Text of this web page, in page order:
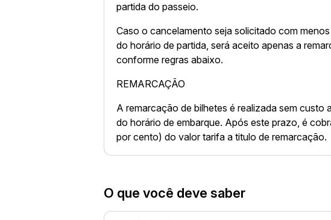
partida do passeio.
Caso o cancelamento seja solicitado com
do horário de partida, será aceito apenas a
conforme regras abaixo.
REMARCAÇÃO
A remarcação de bilhetes é realizada sem custo
do horário de embarque. Após este prazo, é
por cento) do valor tarifa a titulo de remarcação.
O que você deve saber